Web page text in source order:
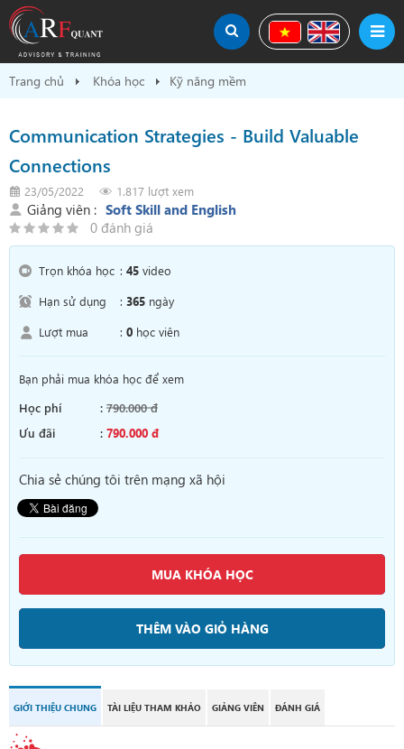
Trang chủ Khóa học Kỹ năng mềm
Communication Strategies - Build Valuable
Connections
23/05/2022 1.817 lượt xem
Giảng viên : Soft Skill and English
0 đánh giá
Trọn khóa học : 45 video
Hạn sử dụng
: 365 ngày
Lượt mua
: 0 học viên
Bạn phải mua khóa học để xem
Học phí
: 790.000 đ
Ưu đãi
: 790.000 đ
Chia sẻ chúng tôi trên mạng xã hội
MUA KHÓA HỌC
THÊM VÀO GIỎ HÀNG
GIỚI THIỆU CHUNG TÀI LIỆU THAM KHẢO GIẢNG VIÊN ĐÁNH GIÁ